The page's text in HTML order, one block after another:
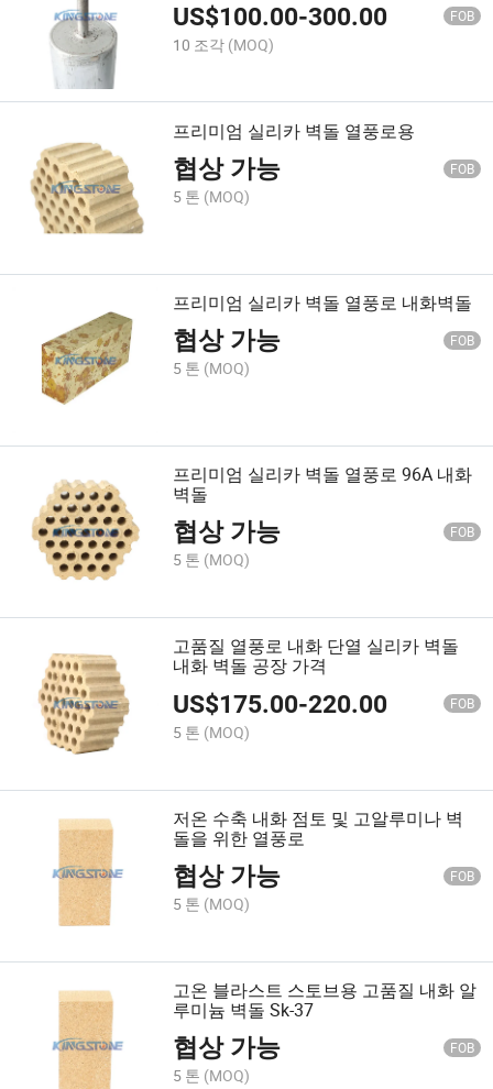
US$100.00-300.00 FOB
10 조각 (MOQ)
프리미엄 실리카 벽돌 열풍로용
협상 가능 FOB
5 톤 (MOQ)
프리미엄 실리카 벽돌 열풍로 내화벽돌
협상 가능 FOB
5 톤 (MOQ)
프리미엄 실리카 벽돌 열풍로 96A 내화
벽돌
협상 가능 FOB
5 톤 (MOQ)
고품질 열풍로 내화 단열 실리카 벽돌
내화 벽돌 공장 가격
US$175.00-220.00 FOB
5 톤 (MOQ)
저온 수축 내화 점토 및 고알루미나 벽
돌을 위한 열풍로
협상 가능 FOB
5 톤 (MOQ)
고온 블라스트 스토브용 고품질 내화 알
루미늄 벽돌 Sk-37
협상 가능 FOB
5 톤 (MOQ)